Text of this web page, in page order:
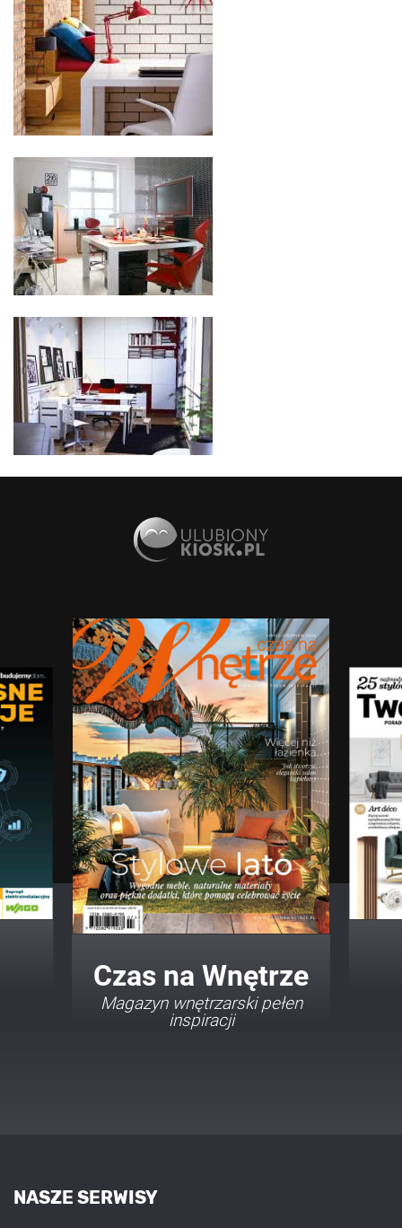
Twój Dom Twój Styl
Porady i inspiracje w
najmodniejszych stylach
NASZE SERWISY